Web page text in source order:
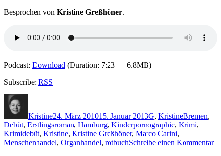
Besprochen von Kristine Greßhöner.
Podcast: Download (Duration: 7:23 — 6.8MB)
Subscribe: RSS
Kristine24. März 201015. Januar 2013G, KristineBremen,
Debüt, Erstlingsroman, Hamburg, Kinderpornographie, Krimi,
Krimidebüt, Kristine, Kristine Greßhöner, Marco Carini,
Menschenhandel, Organhandel, rotbuchSchreibe einen Kommentarzu